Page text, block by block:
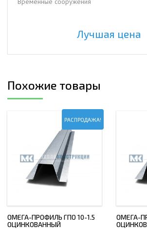
Лучшая цена
Похожие товары
РАСПРОДАЖА!
ОМЕГА-ПРОФИЛЬ ГПО 10-1.5
ОЦИНКОВАННЫЙ
ОМЕГА-